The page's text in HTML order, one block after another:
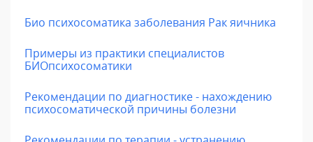
Био психосоматика заболевания Рак яичника
Примеры из практики специалистов
БИОпсихосоматики
Рекомендации по диагностике - нахождению
психосоматической причины болезни